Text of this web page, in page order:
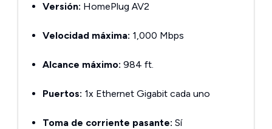
Versión: HomePlug AV2
Velocidad máxima: 1,000 Mbps
Alcance máximo: 984 ft.
Puertos: 1x Ethernet Gigabit cada uno
Toma de corriente pasante: Sí